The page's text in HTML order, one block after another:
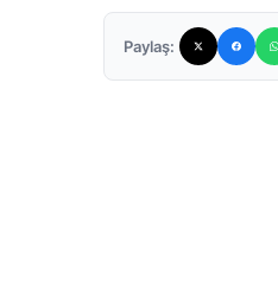
Paylaş: